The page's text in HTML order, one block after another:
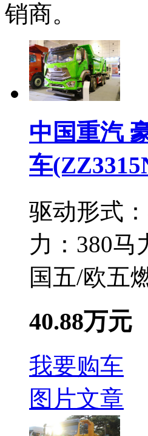
销商。
中国重汽
车
驱动形式：
力： 380马
国五/欧五
40.88万元
我要购车
图片文章